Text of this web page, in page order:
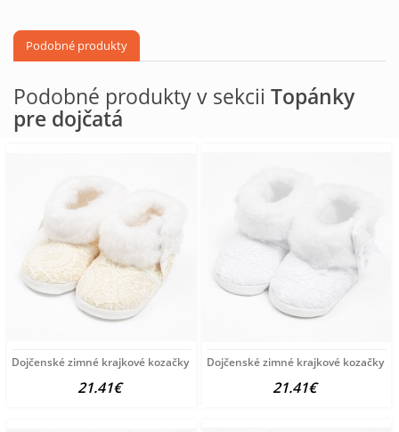
Podobné produkty
Podobné produkty v sekcii Topánky
pre dojčatá
Dojčenské zimné krajkové kozačky New Baby 6-12 m béžové
21.41€
Dojčenské zimné krajkové kozačky
21.41€